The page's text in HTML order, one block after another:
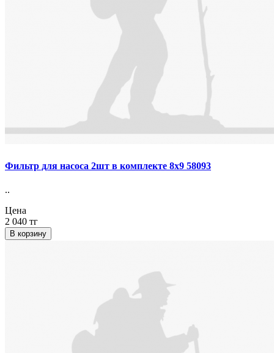
Фильтр для насоса 2шт в комплекте 8х9 58093
..
Цена
2 040 тг
В корзину